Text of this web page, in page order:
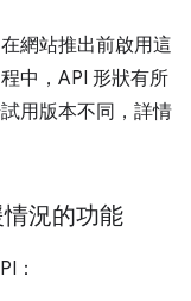
網站推出前啟用這
中，API 形狀有所
用版本不同，詳情
況的功能
：